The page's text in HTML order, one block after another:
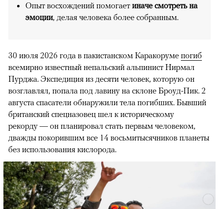
Опыт восхождений помогает иначе смотреть на
эмоции, делая человека более собранным.
30 июля 2026 года в пакистанском Каракоруме погиб
всемирно известный непальский альпинист Нирмал
Пурджа. Экспедиция из десяти человек, которую он
возглавлял, попала под лавину на склоне Броуд-Пик. 2
августа спасатели обнаружили тела погибших. Бывший
британский спецназовец шел к историческому
рекорду — он планировал стать первым человеком,
дважды покорившим все 14 восьмитысячников планеты
без использования кислорода.